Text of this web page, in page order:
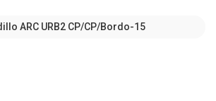
ARC URB2 СР/СР/Bordo-15